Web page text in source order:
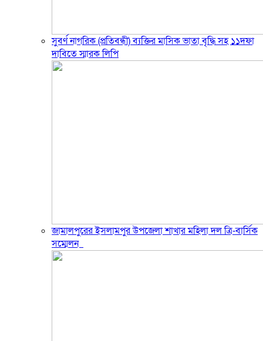
সুবর্ণ নাগরিক (প্রতিবন্ধী) ব্যক্তির মাসিক ভাতা বৃদ্ধি সহ ১১দফা
দাবিতে স্মারক লিপি
জামালপুরের ইসলামপুর উপজেলা শাখার মহিলা দল ত্রি-বার্সিক
সম্মেলন